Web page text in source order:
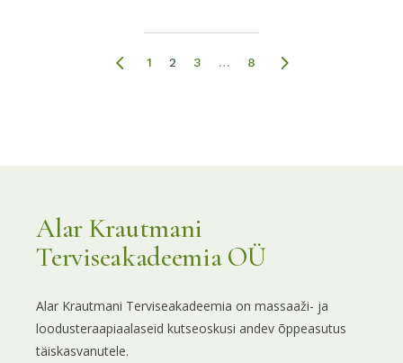
pagination
1 2 3 … 8
Alar Krautmani
Terviseakadeemia OÜ
Alar Krautmani Terviseakadeemia on massaaži- ja
loodusteraapiaalaseid kutseoskusi andev õppeasutus
täiskasvanutele.